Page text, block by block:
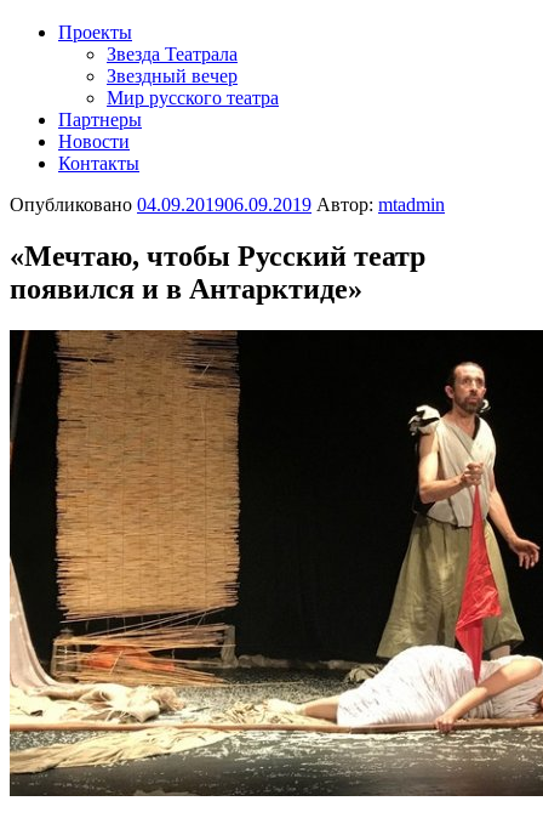
Проекты
Звезда Театрала
Звездный вечер
Мир русского театра
Партнеры
Новости
Контакты
Опубликовано 04.09.201906.09.2019 Автор: mtadmin
«Мечтаю, чтобы Русский театр
появился и в Антарктиде»